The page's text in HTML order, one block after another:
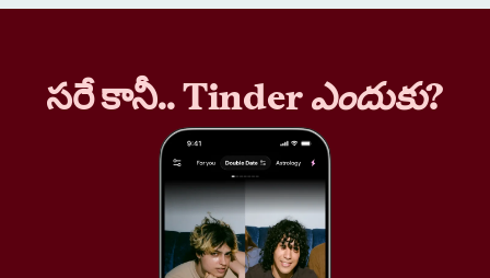
సరే కానీ.. Tinderఎందుకు?